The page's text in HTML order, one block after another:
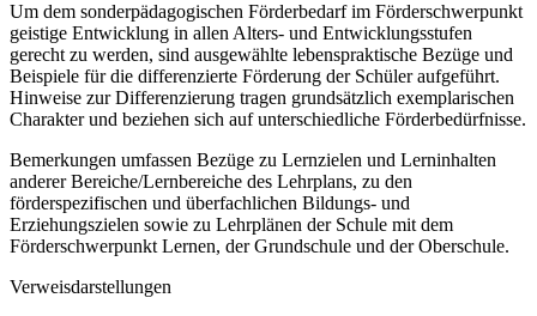
Um dem sonderpädagogischen Förderbedarf im Förderschwerpunkt
geistige Entwicklung in allen Alters- und Entwicklungsstufen
gerecht zu werden, sind ausgewählte lebenspraktische Bezüge und
Beispiele für die differenzierte Förderung der Schüler aufgeführt.
Hinweise zur Differenzierung tragen grundsätzlich exemplarischen
Charakter und beziehen sich auf unterschiedliche Förderbedürfnisse.
Bemerkungen umfassen Bezüge zu Lernzielen und Lerninhalten
anderer Bereiche/Lernbereiche des Lehrplans, zu den
förderspezifischen und überfachlichen Bildungs- und
Erziehungszielen sowie zu Lehrplänen der Schule mit dem
Förderschwerpunkt Lernen, der Grundschule und der Oberschule.
Verweisdarstellungen